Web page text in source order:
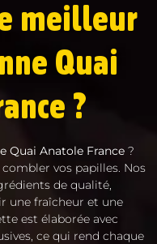
meilleur
Quai
?
Quai Anatole France ?
vos papilles. Nos
de qualité,
une fraîcheur et une
est élaborée avec
ce qui rend chaque